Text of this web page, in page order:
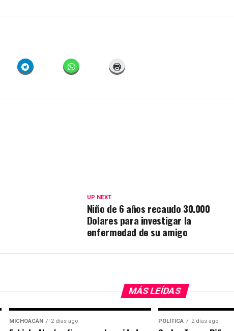
UP NEXT
Niño de 6 años recaudo 30.000
Dolares para investigar la
enfermedad de su amigo
MÁS LEÍDAS
MICHOACÁN 2 días ago POLÍTICA 2 días ago